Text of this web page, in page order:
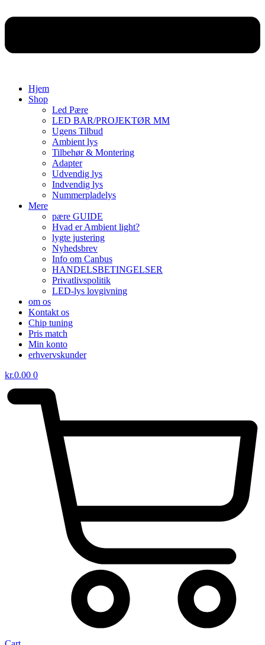
Hjem
Shop
Led Pære
LED BAR/PROJEKTØR MM
Ugens Tilbud
Ambient lys
Tilbehør & Montering
Adapter
Udvendig lys
Indvendig lys
Nummerpladelys
Mere
pære GUIDE
Hvad er Ambient light?
lygte justering
Nyhedsbrev
Info om Canbus
HANDELSBETINGELSER
Privatlivspolitik
LED-lys lovgivning
om os
Kontakt os
Chip tuning
Pris match
Min konto
erhvervskunder
kr.0.00 0